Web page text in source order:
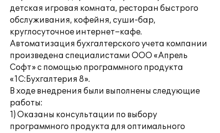
детская игровая комната, ресторан быстрого
обслуживания, кофейня, суши-бар,
круглосуточное интернет–кафе.
Автоматизация бухгалтерского учета компании
произведена специалистами ООО «Апрель
Софт» с помощью программного продукта
«1С:Бухгалтерия 8».
В ходе внедрения были выполнены следующие
работы:
1) Оказаны консультации по выбору
программного продукта для оптимального